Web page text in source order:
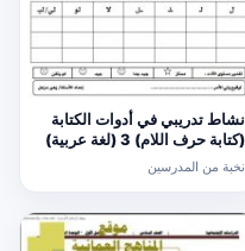
نشاط تدريبي في أدوات الكتابة
(كتابة حرف اللام) 3 (لغة عربية)
نخبة من المدرسين